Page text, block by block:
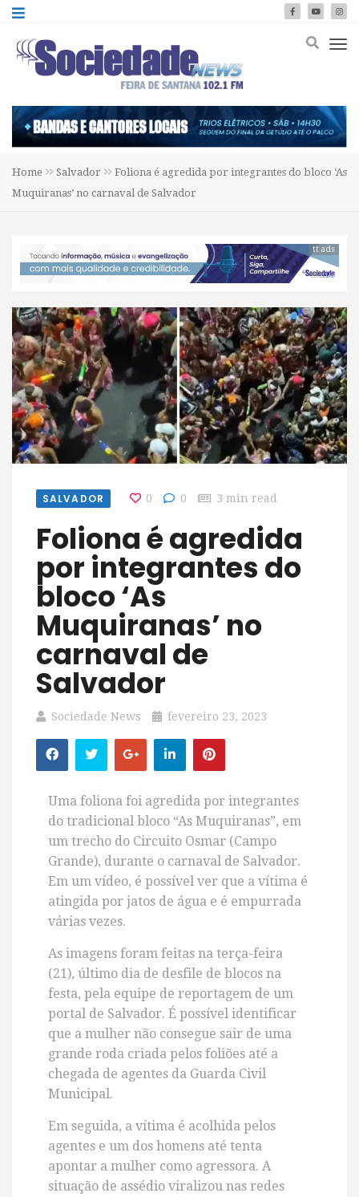
Home Salvador
Foliona é agredida por integrantes do bloco ‘As
Muquiranas’ no carnaval de Salvador
tt ads
SALVADOR 0 0 3 min read
Foliona é agredida
por integrantes do
bloco ‘As
Muquiranas’ no
carnaval de
Salvador
Sociedade News fevereiro 23, 2023
Uma foliona foi agredida por integrantes
do tradicional bloco “As Muquiranas”, em
um trecho do Circuito Osmar (Campo
Grande), durante o carnaval de Salvador.
Em um vídeo, é possível ver que a vítima é
atingida por jatos de água e é empurrada
várias vezes.
As imagens foram feitas na terça-feira
(21), último dia de desfile de blocos na
festa, pela equipe de reportagem de um
portal de Salvador. É possível identificar
que a mulher não consegue sair de uma
grande roda criada pelos foliões até a
chegada de agentes da Guarda Civil
Municipal.
Em seguida, a vítima é acolhida pelos
agentes e um dos homens até tenta
apontar a mulher como agressora. A
situação de assédio viralizou nas redes